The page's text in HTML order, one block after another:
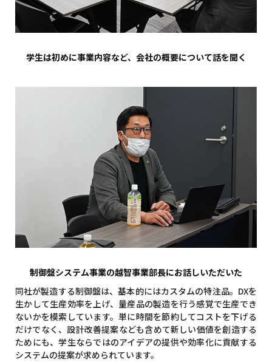
学生は初めに事業内容など、会社の概要について話を聞く
制御盤システム事業の越智事業部長にお話しいただいた
同社が製造する制御盤は、基本的にはカスタムの特注品。DXを
生かして生産効率を上げ、量産品の製造を行う感覚で生産でき
ないかを模索しています。単に時間を節約してコストを下げる
だけでなく、設計改善提案なども含めて新しい価値を創造する
ためにも、学生ならではのアイデアの提供や効率化に貢献する
システムの提案が求められています。